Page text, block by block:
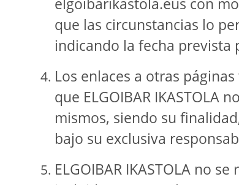
que las circunstancias lo
indicando la fecha prevista
Los enlaces a otras
que ELGOIBAR
mismos, siendo su
bajo su exclusiva
ELGOIBAR IKASTOLA no